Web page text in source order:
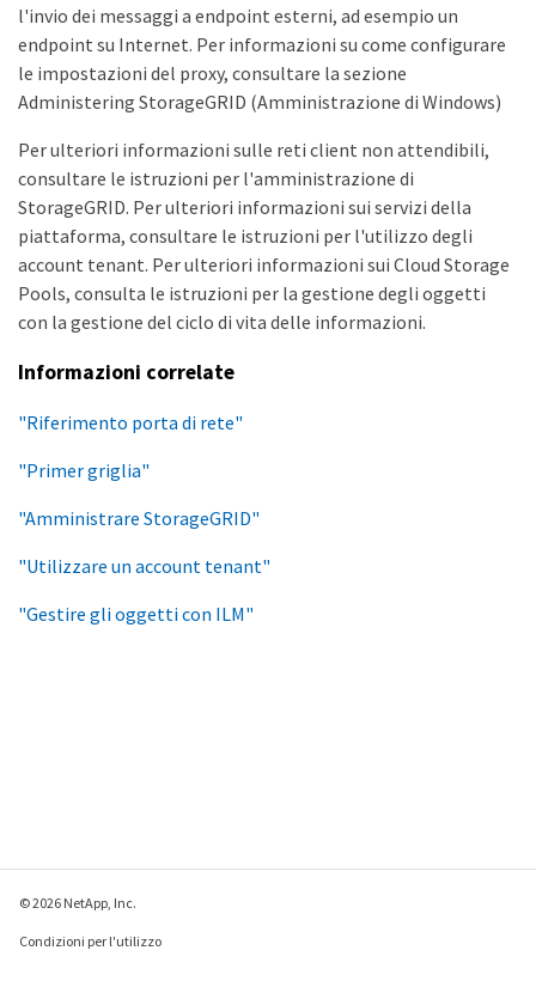
l'invio dei messaggi a endpoint esterni, ad esempio un
endpoint su Internet. Per informazioni su come configurare
le impostazioni del proxy, consultare la sezione
Administering StorageGRID (Amministrazione di Windows)
Per ulteriori informazioni sulle reti client non attendibili,
consultare le istruzioni per l'amministrazione di
StorageGRID. Per ulteriori informazioni sui servizi della
piattaforma, consultare le istruzioni per l'utilizzo degli
account tenant. Per ulteriori informazioni sui Cloud Storage
Pools, consulta le istruzioni per la gestione degli oggetti
con la gestione del ciclo di vita delle informazioni.
Informazioni correlate
"Riferimento porta di rete"
"Primer griglia"
"Amministrare StorageGRID"
"Utilizzare un account tenant"
"Gestire gli oggetti con ILM"
© 2026 NetApp, Inc.
Condizioni per l'utilizzo